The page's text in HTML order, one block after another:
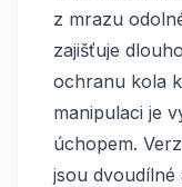
z mrazu
zajišťuje
ochranu kola
manipulaci je
úchopem.
jsou dvoudílné